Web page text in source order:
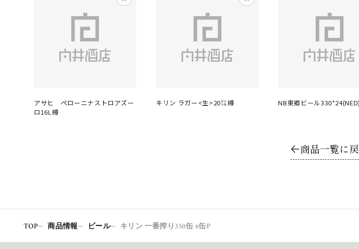
アサヒ ペローニナストロアズー
ロ16L樽
キリン ラガー<生>20㍑樽 NB東郷ビール330*24(NED)
商品一覧に
TOP 商品情報 ビール キリン 一番搾り350缶 6缶P